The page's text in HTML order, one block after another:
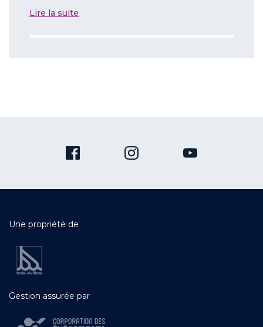
Lire la suite
Une propriété de
Gestion assurée par